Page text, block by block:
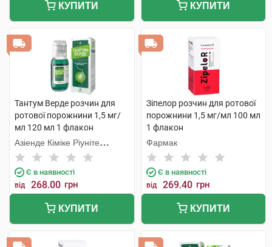
КУПИТИ КУПИТИ
Тантум Верде розчин для
ротової порожнини 1,5 мг/
мл 120 мл 1 флакон
Азіенде Кіміке Ріуніте
Анжеліні Франческо
Є в наявності
від 268.00 грн
КУПИТИ
Зіпелор розчин для ротової
порожнини 1,5 мг/мл 100 мл
1 флакон
Фармак
Є в наявності
від 269.40 грн
КУПИТИ